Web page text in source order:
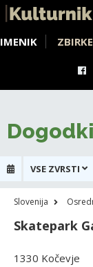
IMENIK ZBIRKE
Dogodki
VSE ZVRSTI
Slovenija
Skatepark
1330 Kočevje